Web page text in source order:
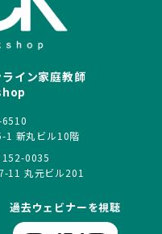
イン家庭教師
1 新丸ビル10階
152-0035
11 丸元ビル201
過去ウェビナーを視聴